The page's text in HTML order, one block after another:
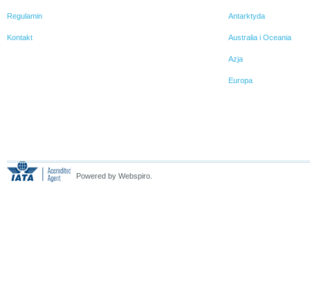
Regulamin
Kontakt
Antarktyda
Australia i Oceania
Azja
Europa
Powered by Webspiro.